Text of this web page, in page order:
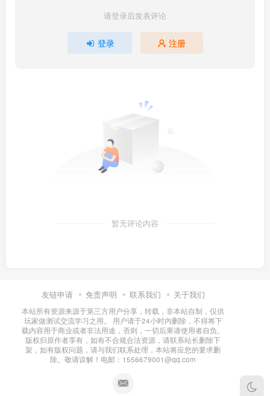
请登录后发表评论
登录 注册
暂无评论内容
友链申请 免责声明 联系我们 关于我们
本站所有资源来源于第三方用户分享，转载，非本站自制，仅供
玩家做测试交流学习之用。 用户请于24小时内删除，不得将下
载内容用于商业或者非法用途，否则，一切后果请使用者自负。
版权归原作者享有，如有不合规合法资源，请联系站长删除下
架，如有版权问题，请与我们联系处理，本站将应您的要求删
除。敬请谅解！电邮：1556679001@qq.com